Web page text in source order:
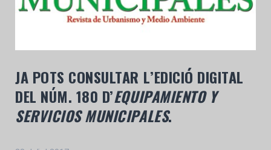
JA POTS CONSULTAR L’EDICIÓ DIGITAL
DEL NÚM. 180 D’EQUIPAMIENTO Y
SERVICIOS MUNICIPALES.